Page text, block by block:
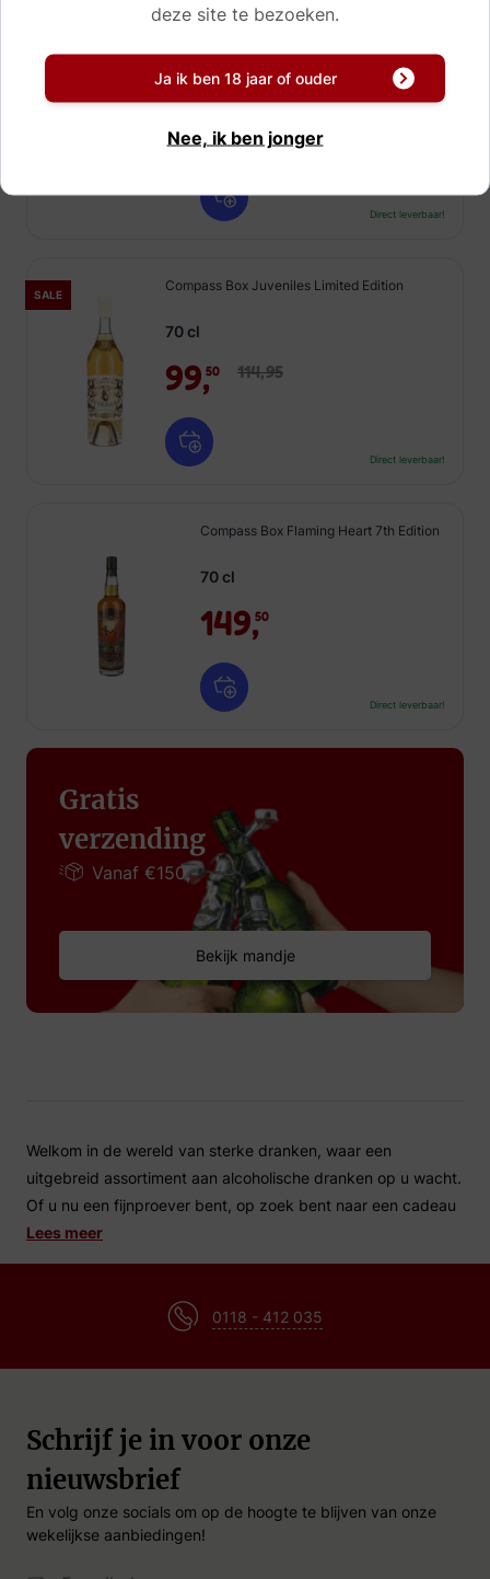
70 cl
64,
Direct leverbaar!
SALE
Compass Box Juveniles Limited Edition
70 cl
99,50 114,95
Direct leverbaar!
Compass Box Flaming Heart 7th Edition
70 cl
149,50
Direct leverbaar!
Gratis
verzending
Vanaf €150,-
Bekijk mandje
Welkom in de wereld van sterke dranken, waar een
uitgebreid assortiment aan alcoholische dranken op u wacht.
Of u nu een fijnproever bent, op zoek bent naar een cadeau
voor een speciale gelegenheid, of gewoon wilt genieten van
een heerlijk drankje na een lange dag, bij Drankgigant.nl
zijn alcoholische dranken met een hoger alcoholpercentage
dan bier of wijn. Ze worden geproduceerd door het
distilleren van gefermenteerde granen, fruit of groenten. Dit
proces resulteert in een geconcentreerde vorm van alcohol
met een rijke en complexe smaak.
Lees meer
0118 - 412 035
Schrijf je in voor onze
nieuwsbrief
En volg onze socials om op de hoogte te blijven van onze
wekelijkse aanbiedingen!
deze site te bezoeken.
Ja ik ben 18 jaar of ouder
Nee, ik ben jonger